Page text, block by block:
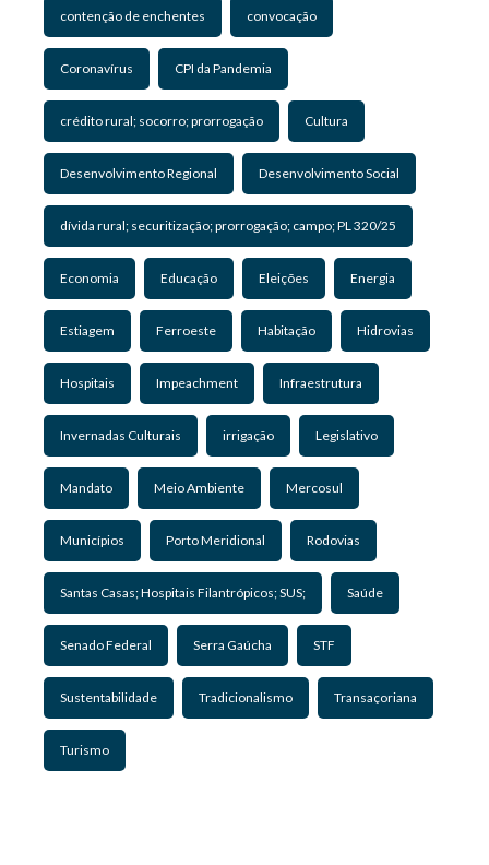
contenção de enchentes convocação
Coronavírus CPI da Pandemia
crédito rural; socorro; prorrogação Cultura
Desenvolvimento Regional Desenvolvimento Social
dívida rural; securitização; prorrogação; campo; PL 320/25
Economia Educação Eleições Energia
Estiagem Ferroeste Habitação Hidrovias
Hospitais Impeachment Infraestrutura
Invernadas Culturais irrigação Legislativo
Mandato Meio Ambiente Mercosul
Municípios Porto Meridional Rodovias
Santas Casas; Hospitais Filantrópicos; SUS; Saúde
Senado Federal Serra Gaúcha STF
Sustentabilidade Tradicionalismo Transaçoriana
Turismo